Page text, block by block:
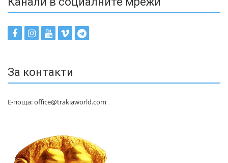
За контакти
Е-поща: office@trakiaworld.com